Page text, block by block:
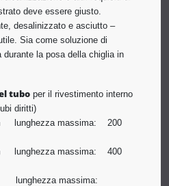
deve essere giusto.
desalinizzato e asciutto –
Sia come soluzione di
durante la posa della chiglia in
tubo per il rivestimento interno
diritti)
lunghezza massima: 200
lunghezza massima: 400
massima: